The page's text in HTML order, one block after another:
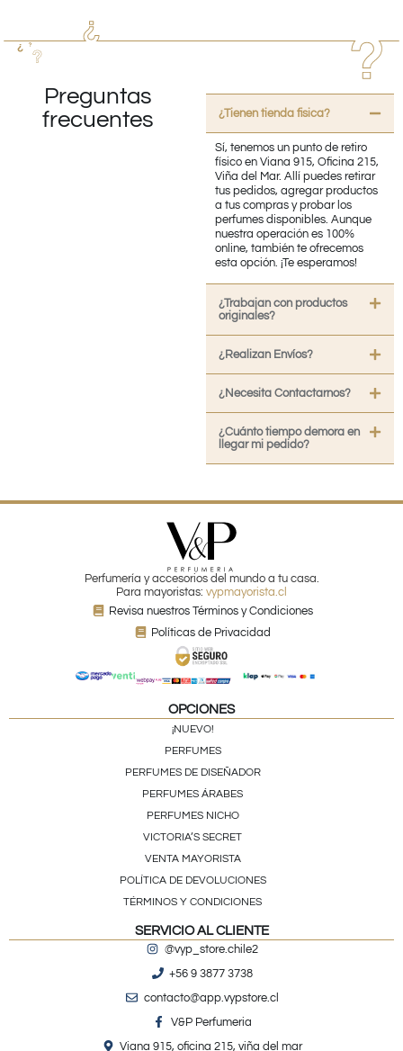
Preguntas
frecuentes
¿Tienen tienda fisica?
Sí, tenemos un punto de retiro
físico en Viana 915, Oficina 215,
Viña del Mar. Allí puedes retirar
tus pedidos, agregar productos
a tus compras y probar los
perfumes disponibles. Aunque
nuestra operación es 100%
online, también te ofrecemos
esta opción. ¡Te esperamos!
¿Trabajan con productos
originales?
¿Realizan Envíos?
¿Necesita Contactarnos?
¿Cuánto tiempo demora en
llegar mi pedido?
Perfumería y accesorios del mundo a tu casa.
Para mayoristas: vypmayorista.cl
Revisa nuestros Términos y Condiciones
Políticas de Privacidad
OPCIONES
¡NUEVO!
PERFUMES
PERFUMES DE DISEÑADOR
PERFUMES ÁRABES
PERFUMES NICHO
VICTORIA’S SECRET
VENTA MAYORISTA
POLÍTICA DE DEVOLUCIONES
TÉRMINOS Y CONDICIONES
SERVICIO AL CLIENTE
@vyp_store.chile2
+56 9 3877 3738
contacto@app.vypstore.cl
V&P Perfumeria
Viana 915, oficina 215, viña del mar